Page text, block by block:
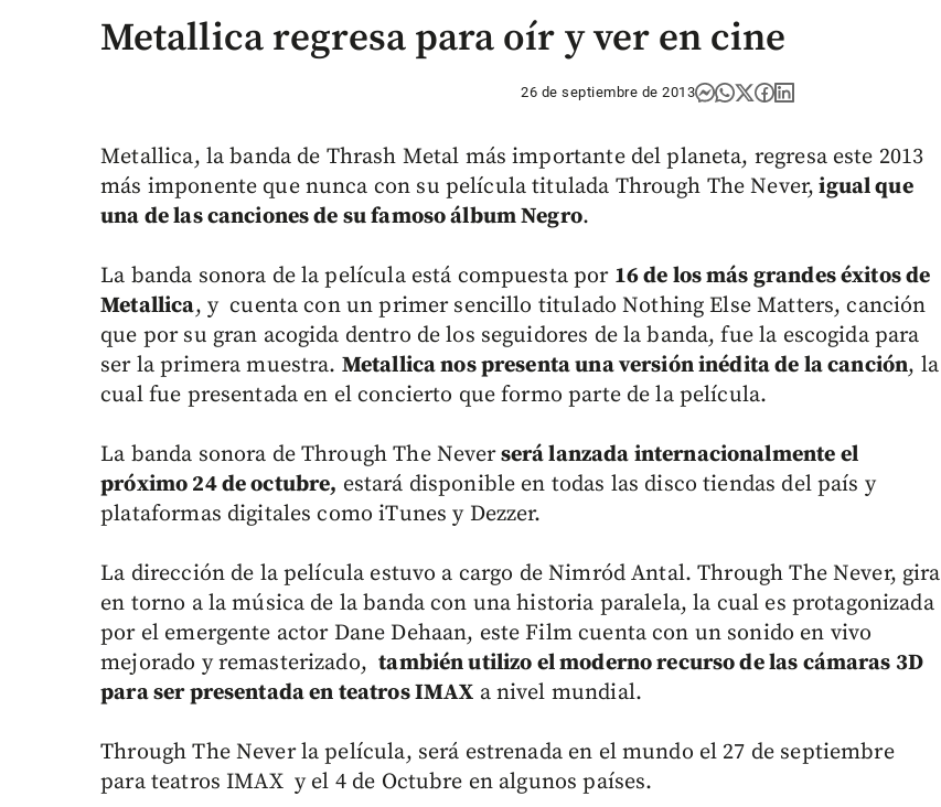
Metallica regresa para oír y ver en cine
26 de septiembre de 2013
Metallica, la banda de Thrash Metal más importante del planeta, regresa este 2013
más imponente que nunca con su película titulada Through The Never, igual que
una de las canciones de su famoso álbum Negro.
La banda sonora de la película está compuesta por 16 de los más grandes éxitos de
Metallica, y cuenta con un primer sencillo titulado Nothing Else Matters, canción
que por su gran acogida dentro de los seguidores de la banda, fue la escogida para
ser la primera muestra. Metallica nos presenta una versión inédita de la canción, la
cual fue presentada en el concierto que formo parte de la película.
La banda sonora de Through The Neverserá lanzada internacionalmente el
próximo 24 de octubre, estará disponible en todas las disco tiendas del país y
plataformas digitales como iTunes y Dezzer.
La dirección de la película estuvo a cargo de Nimród Antal. Through The Never, gira
en torno a la música de la banda con una historia paralela, la cual es protagonizada
por el emergente actor Dane Dehaan, este Film cuenta con un sonido en vivo
mejorado y remasterizado,también utilizo el moderno recurso de las cámaras 3D
para ser presentada en teatros IMAX a nivel mundial.
Through The Never la película, será estrenada en el mundo el 27 de septiembre
para teatros IMAX y el 4 de Octubre en algunos países.